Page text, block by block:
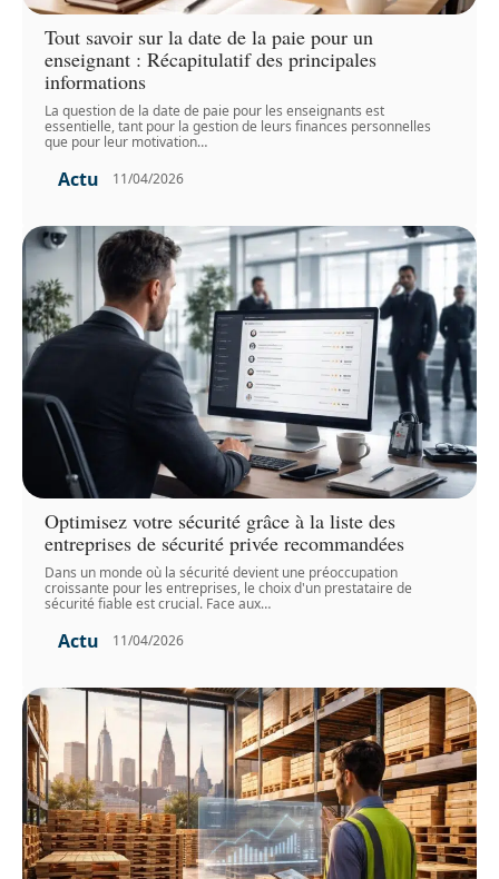
Tout savoir sur la date de la paie pour un
enseignant : Récapitulatif des principales
informations
La question de la date de paie pour les enseignants est
essentielle, tant pour la gestion de leurs finances personnelles
que pour leur motivation…
Actu 11/04/2026
Optimisez votre sécurité grâce à la liste des
entreprises de sécurité privée recommandées
Dans un monde où la sécurité devient une préoccupation
croissante pour les entreprises, le choix d'un prestataire de
sécurité fiable est crucial. Face aux…
Actu 11/04/2026